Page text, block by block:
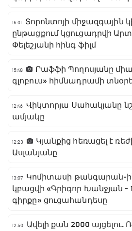
15:01
Տորոնտոյի
ընթացքում կցուցադրվի
Փելեշյանի հինգ ֆիլմ
15:48
Րաֆֆի Պողոսյանը
գլոբուս» հիմնադրամի
12:46 Վիկտորյա Սահակյանը
ամյակը
12:23
Կյանքից հեռացել է
Ասլանյանը
13:07
Կոմիտասի թանգարան-
կբացվի «Գրիգոր Խանջյան -
գիրքը» ցուցահանդեսը
12:50
Ավելի քան 2000 այցելու.